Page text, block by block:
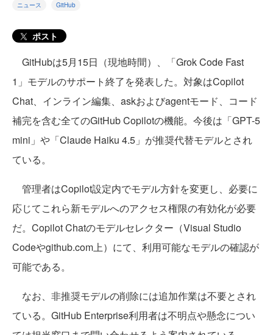
ニュース GitHub
ポスト
GitHubは5月15日（現地時間）、「Grok Code Fast
1」モデルのサポート終了を発表した。対象はCopilot
Chat、インライン編集、askおよびagentモード、コード
補完を含む全てのGitHub Copilotの機能。今後は「GPT-5
mini」や「Claude Haiku 4.5」が推奨代替モデルとされ
ている。
管理者はCopilot設定内でモデル方針を変更し、必要に
応じてこれら新モデルへのアクセス権限の有効化が必要
だ。Copilot Chatのモデルセレクター（Visual Studio
Codeやgithub.com上）にて、利用可能なモデルの確認が
可能である。
なお、非推奨モデルの削除には追加作業は不要とされ
ている。GitHub Enterprise利用者は不明点や懸念につい